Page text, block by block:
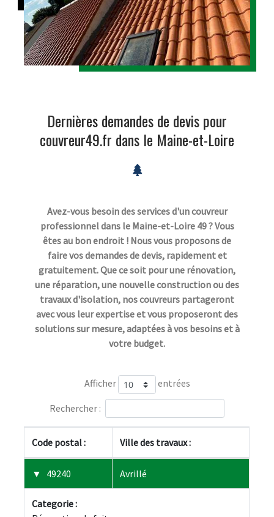
Dernières demandes de devis pour
couvreur49.fr dans le Maine-et-Loire
Avez-vous besoin des services d'un couvreur
professionnel dans le Maine-et-Loire 49 ? Vous
êtes au bon endroit ! Nous vous proposons de
faire vos demandes de devis, rapidement et
gratuitement. Que ce soit pour une rénovation,
une réparation, une nouvelle construction ou des
travaux d'isolation, nos couvreurs partageront
avec vous leur expertise et vous proposeront des
solutions sur mesure, adaptées à vos besoins et à
votre budget.
Afficher entrées
Rechercher :
Code postal : Ville des travaux :
49240 Avrillé
Categorie :